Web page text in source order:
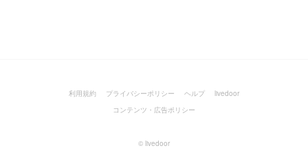
利用規約 プライバシーポリシー ヘルプ
livedoor
コンテンツ・広告ポリシー
© livedoor